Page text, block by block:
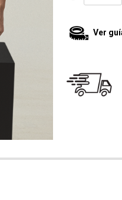
Ver